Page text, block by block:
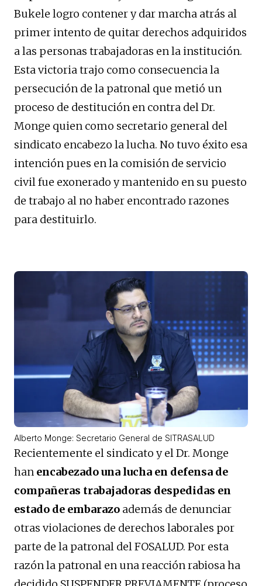
Bukele logro contener y dar marcha atrás al
primer intento de quitar derechos adquiridos
a las personas trabajadoras en la institución.
Esta victoria trajo como consecuencia la
persecución de la patronal que metió un
proceso de destitución en contra del Dr.
Monge quien como secretario general del
sindicato encabezo la lucha. No tuvo éxito esa
intención pues en la comisión de servicio
civil fue exonerado y mantenido en su puesto
de trabajo al no haber encontrado razones
para destituirlo.
Alberto Monge: Secretario General de SITRASALUD
Recientemente el sindicato y el Dr. Monge
han encabezado una lucha en defensa de
compañeras trabajadoras despedidas en
estado de embarazo además de denunciar
otras violaciones de derechos laborales por
parte de la patronal del FOSALUD. Por esta
razón la patronal en una reacción rabiosa ha